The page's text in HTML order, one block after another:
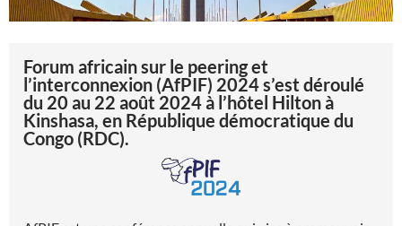
Forum africain sur le peering et
l’interconnexion (AfPIF) 2024 s’est déroulé
du 20 au 22 août 2024 à l’hôtel Hilton à
Kinshasa, en République démocratique du
Congo (RDC).